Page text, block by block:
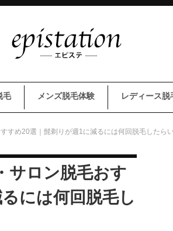
毛 メンズ脱毛体験 レディース脱
すめ20選｜髭剃りが週1に減るには何回脱毛したら
サロン脱毛おす
には何回脱毛し